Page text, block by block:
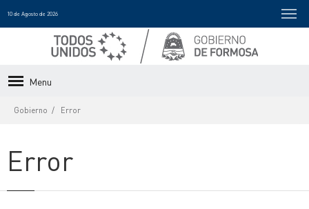
10 de Agosto de 2026
Menu
Gobierno Error
Error